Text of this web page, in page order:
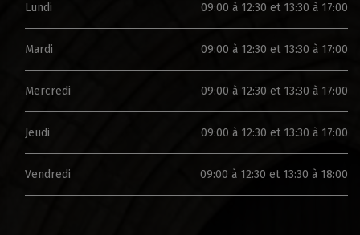
Lundi 09:00 à 12:30 et 13:30 à 17:00
Mardi 09:00 à 12:30 et 13:30 à 17:00
Mercredi 09:00 à 12:30 et 13:30 à 17:00
Jeudi 09:00 à 12:30 et 13:30 à 17:00
Vendredi 09:00 à 12:30 et 13:30 à 18:00